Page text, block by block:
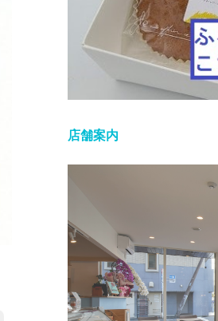
店舗案内